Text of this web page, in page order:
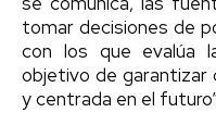
tomar decisiones de
con los que evalúa
objetivo de garantizar
y centrada en el